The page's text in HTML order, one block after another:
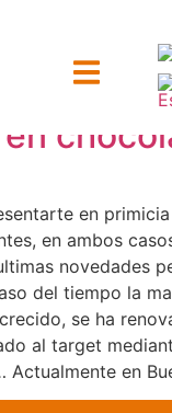
en
en ambos
novedades
del tiempo la
se ha
al target
Actualmente en